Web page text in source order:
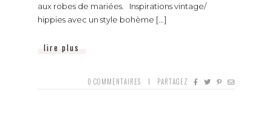
aux robes de mariées. Inspirations vintage/
hippies avec un style bohème [...]
lire plus
0 COMMENTAIRES PARTAGEZ